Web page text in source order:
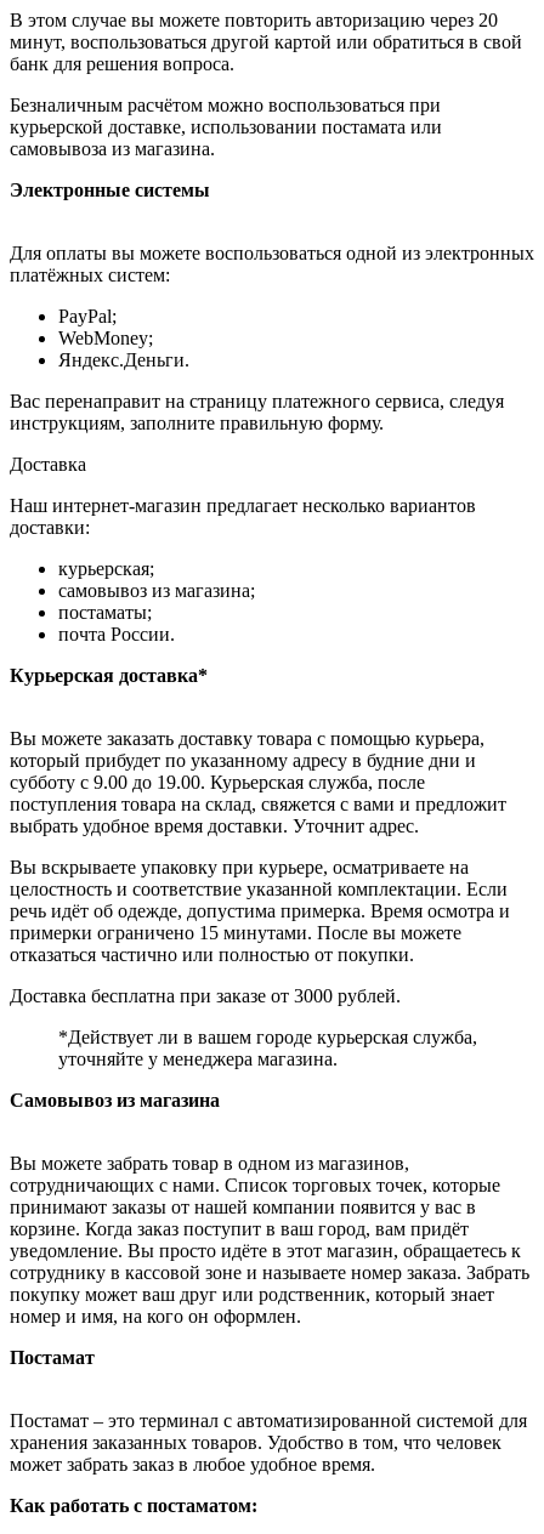
В этом случае вы можете повторить авторизацию через 20
минут, воспользоваться другой картой или обратиться в свой
банк для решения вопроса.
Безналичным расчётом можно воспользоваться при
курьерской доставке, использовании постамата или
самовывоза из магазина.
Электронные системы
Для оплаты вы можете воспользоваться одной из электронных
платёжных систем:
PayPal;
WebMoney;
Яндекс.Деньги.
Вас перенаправит на страницу платежного сервиса, следуя
инструкциям, заполните правильную форму.
Доставка
Наш интернет-магазин предлагает несколько вариантов
доставки:
курьерская;
самовывоз из магазина;
постаматы;
почта России.
Курьерская доставка*
Вы можете заказать доставку товара с помощью курьера,
который прибудет по указанному адресу в будние дни и
субботу с 9.00 до 19.00. Курьерская служба, после
поступления товара на склад, свяжется с вами и предложит
выбрать удобное время доставки. Уточнит адрес.
Вы вскрываете упаковку при курьере, осматриваете на
целостность и соответствие указанной комплектации. Если
речь идёт об одежде, допустима примерка. Время осмотра и
примерки ограничено 15 минутами. После вы можете
отказаться частично или полностью от покупки.
Доставка бесплатна при заказе от 3000 рублей.
*Действует ли в вашем городе курьерская служба,
уточняйте у менеджера магазина.
Самовывоз из магазина
Вы можете забрать товар в одном из магазинов,
сотрудничающих с нами. Список торговых точек, которые
принимают заказы от нашей компании появится у вас в
корзине. Когда заказ поступит в ваш город, вам придёт
уведомление. Вы просто идёте в этот магазин, обращаетесь к
сотруднику в кассовой зоне и называете номер заказа. Забрать
покупку может ваш друг или родственник, который знает
номер и имя, на кого он оформлен.
Постамат
Постамат – это терминал с автоматизированной системой для
хранения заказанных товаров. Удобство в том, что человек
может забрать заказ в любое удобное время.
Как работать с постаматом: